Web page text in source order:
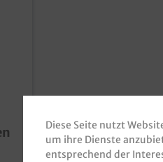
Diese Seite nutzt
um ihre Dienste
entsprechend der